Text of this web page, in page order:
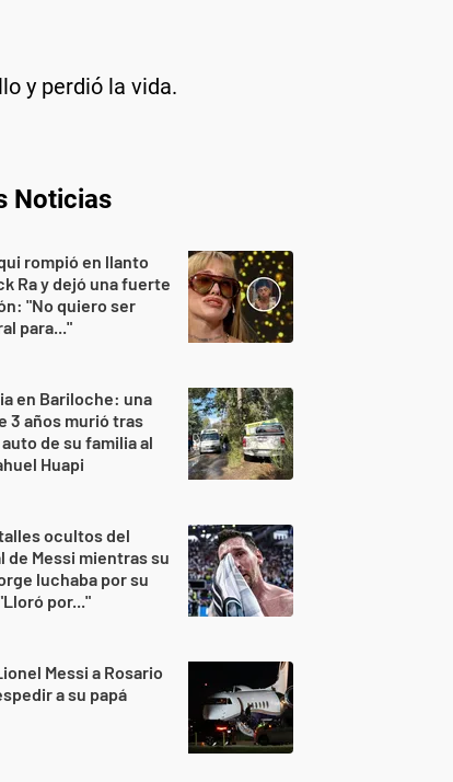
y perdió la vida.
Noticias
rompió en llanto
Ra y dejó una fuerte
"No quiero ser
para..."
en Bariloche: una
3 años murió tras
de su familia al
Huapi
ocultos del
de Messi mientras su
luchaba por su
por..."
Messi a Rosario
a su papá